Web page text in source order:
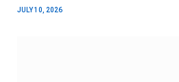
JULY 10, 2026